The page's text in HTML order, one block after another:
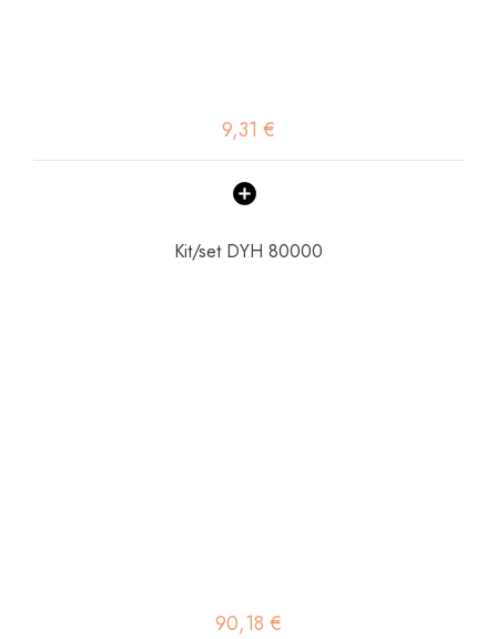
9,31 €
Kit/set DYH 80000
90,18 €